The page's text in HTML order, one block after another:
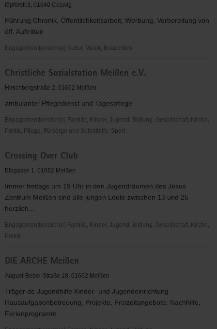
das
Meißen
e.
V.
töpferstr.3, 01640 Coswig
Führung Chronik, Öffentlichkeitsarbeit, Werbung, Vorbereitung von
öff. Auftritten
Engagementbereich(e) Kultur, Musik, Brauchtum
Coswig/Weinböhla
e.V.
Christliche Sozialstation Meißen e.V.
Hirschbergstraße 2, 01662 Meißen
ambulanter Pflegedienst und Tagespflege
Engagementbereich(e) Familie, Kinder, Jugend, Bildung, Gesellschaft, Kirche,
Politik, Pflege, Fürsorge und Selbsthilfe, Sport
Sozialstation
Meißen
Crossing Over Club
Elbgasse 1, 01662 Meißen
Immer freitags um 19 Uhr in den Jugendräumen des Jesus
Zentrum Meißen sind alle jungen Leute zwischen 13 und 25
herzlich...
Engagementbereich(e) Familie, Kinder, Jugend, Bildung, Gesellschaft, Kirche,
Politik
Over
Club
DIE ARCHE Meißen
August-Bebel-Straße 18, 01662 Meißen
Träger de Jugendhilfe Kinder- und Jugendeinrichtung
Hausaufgabenbetreuung, Projekte, Freizeitangebote, Nachhilfe,
Ferienprogramm